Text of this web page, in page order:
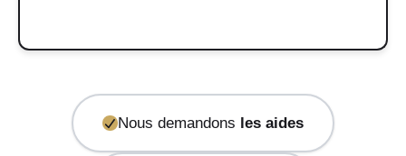
Nous demandons les aides